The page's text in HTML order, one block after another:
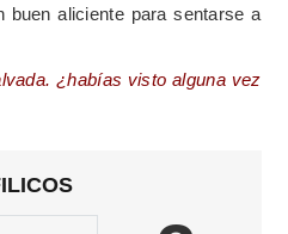
buen aliciente para sentarse a
¿habías visto alguna vez